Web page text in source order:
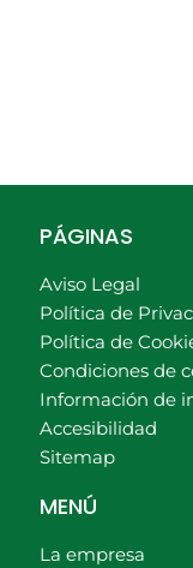
PÁGINAS
Aviso Legal
Política de
Política de
Condiciones de
Información de
Accesibilidad
Sitemap
MENÚ
La empresa